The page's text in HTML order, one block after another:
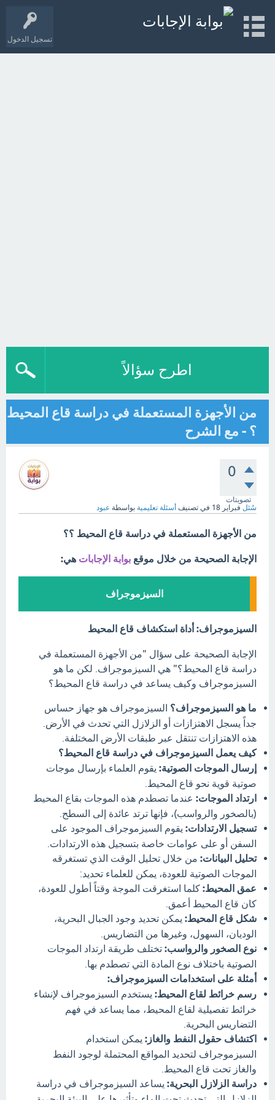
تسجيل الدخول
اطرح سؤالاً
من الأجهزة المستعملة في دراسة قاع المحيط
؟ - مع الشرح
0
تصويتات
سُئل فبراير 18 في تصنيف أسئلة تعليمية بواسطة عبود
من الأجهزة المستعملة في دراسة قاع المحيط ؟؟
الإجابة الصحيحة من خلال موقع بوابة الإجابات هي:
السيزموجراف
السيزموجراف: أداة استكشاف قاع المحيط
الإجابة الصحيحة على سؤال "من الأجهزة المستعملة في
دراسة قاع المحيط؟" هي السيزموجراف. لكن ما هو
السيزموجراف وكيف يساعد في دراسة قاع المحيط؟
ما هو السيزموجراف؟ السيزموجراف هو جهاز حساس
جداً يسجل الاهتزازات أو الزلازل التي تحدث في الأرض.
هذه الاهتزازات تنتقل عبر طبقات الأرض المختلفة.
كيف يعمل السيزموجراف في دراسة قاع المحيط؟
إرسال الموجات الصوتية: يقوم العلماء بإرسال موجات
صوتية قوية نحو قاع المحيط.
ارتداد الموجات: عندما تصطدم هذه الموجات بقاع المحيط
(بالصخور والرواسب)، فإنها ترتد عائدة إلى السطح.
تسجيل الارتدادات: يقوم السيزموجراف الموجود على
السفن أو على عوامات خاصة بتسجيل هذه الارتدادات.
تحليل البيانات: من خلال تحليل الوقت الذي تستغرقه
الموجات الصوتية للعودة، يمكن للعلماء تحديد:
عمق المحيط: كلما استغرقت الموجة وقتاً أطول للعودة،
كان قاع المحيط أعمق.
شكل قاع المحيط: يمكن تحديد وجود الجبال البحرية،
الوديان، السهول، وغيرها من التضاريس.
نوع الصخور والرواسب: تختلف طريقة ارتداد الموجات
الصوتية باختلاف نوع المادة التي تصطدم بها.
أمثلة على استخدامات السيزموجراف:
رسم خرائط لقاع المحيط: يستخدم السيزموجراف لإنشاء
خرائط تفصيلية لقاع المحيط، مما يساعد في فهم
التضاريس البحرية.
اكتشاف حقول النفط والغاز: يمكن استخدام
السيزموجراف لتحديد المواقع المحتملة لوجود النفط
والغاز تحت قاع المحيط.
دراسة الزلازل البحرية: يساعد السيزموجراف في دراسة